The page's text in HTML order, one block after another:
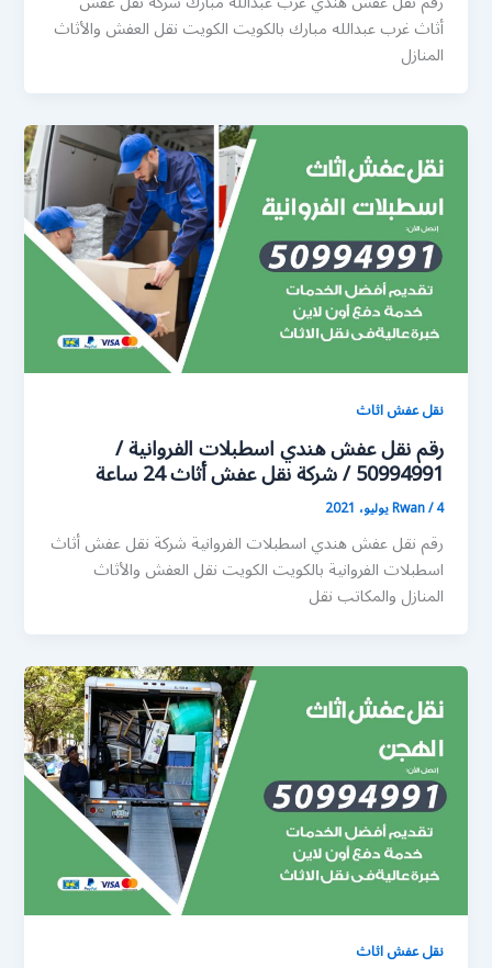
أثاث غرب عبدالله مبارك بالكويت الكويت نقل العفش والأثاث
المنازل
نقل عفش اثاث
رقم نقل عفش هندي اسطبلات الفروانية /
50994991 / شركة نقل عفش أثاث 24 ساعة
Rwan/4 يوليو، 2021
رقم نقل عفش هندي اسطبلات الفروانية شركة نقل عفش أثاث
اسطبلات الفروانية بالكويت الكويت نقل العفش والأثاث
المنازل والمكاتب نقل
نقل عفش اثاث